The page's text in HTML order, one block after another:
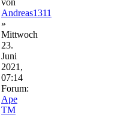
Andreas1311
»
Mittwoch
23.
Juni
2021,
07:14
Forum:
Ape
TM